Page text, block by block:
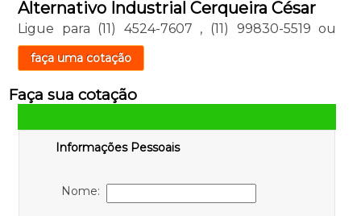
Alternativo Industrial Cerqueira César
Ligue para (11) 4524-7607 , (11) 99830-5519 ou
faça uma cotação
Faça sua cotação
Informações Pessoais
Nome: